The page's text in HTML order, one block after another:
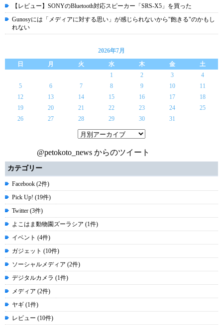
【レビュー】SONYのBluetooth対応スピーカー「SRS-X5」を買った
Gunosyには「メディアに対する思い」が感じられないから"飽きる"のかもし
れない
2026年7月
日
月 火 水 木 金
土
1
2 3
4
5
6 7 8 9 10
11
12
13 14 15 16 17
18
19
20 21 22 23 24
25
26
27 28 29 30 31
@petokoto_news からのツイート
カテゴリー
Facebook (2件)
Pick Up! (19件)
Twitter (3件)
よこはま動物園ズーラシア (1件)
イベント (4件)
ガジェット (10件)
ソーシャルメディア (2件)
デジタルカメラ (1件)
メディア (2件)
ヤギ (1件)
レビュー (10件)